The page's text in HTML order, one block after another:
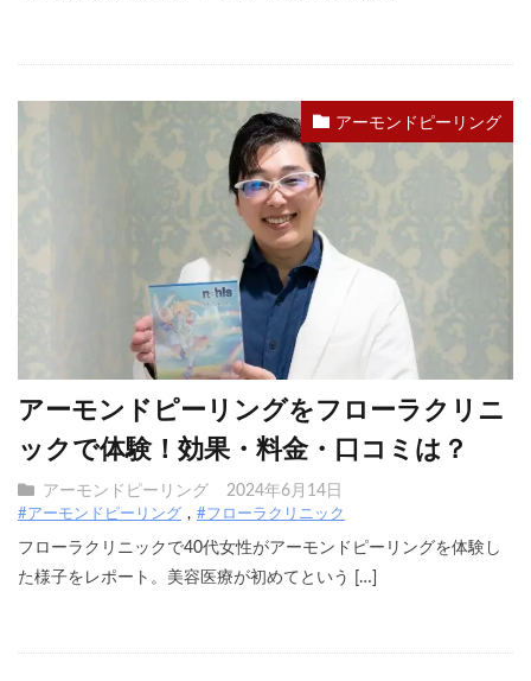
アーモンドピーリング
アーモンドピーリングをフローラクリニ
ックで体験！効果・料金・口コミは？
アーモンドピーリング 2024年6月14日
#アーモンドピーリング #フローラクリニック
フローラクリニックで40代女性がアーモンドピーリングを体験し
た様子をレポート。美容医療が初めてという […]